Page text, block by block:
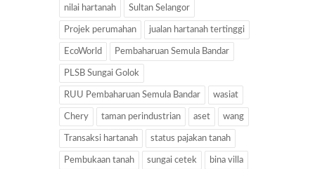
nilai hartanah Sultan Selangor
Projek perumahan jualan hartanah tertinggi
EcoWorld Pembaharuan Semula Bandar
PLSB Sungai Golok
RUU Pembaharuan Semula Bandar wasiat
Chery taman perindustrian aset wang
Transaksi hartanah status pajakan tanah
Pembukaan tanah sungai cetek bina villa